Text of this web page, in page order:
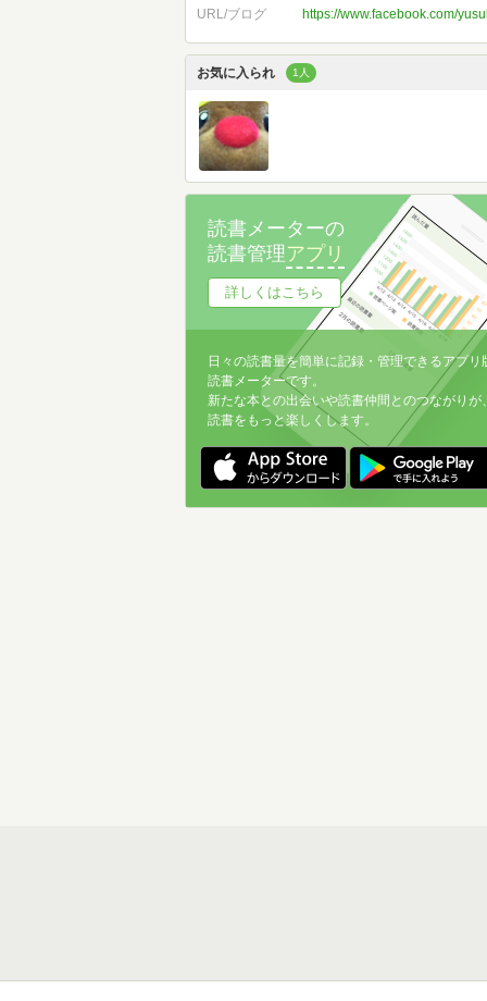
URL/ブログ https://www.facebook.com/
お気に入られ 1人
読書メーターの
読書管理アプリ
詳しくはこちら
日々の読書量を簡単に記録・管理できるアプリ
読書メーターです。
新たな本との出会いや読書仲間とのつながりが
読書をもっと楽しくします。